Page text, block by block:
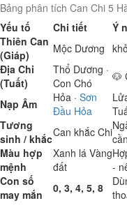
Bảng phân tích Can Chi 5
Yếu tố
Chi tiết
Ý
Thiên Can
(Giáp)
Mộc Dương
Địa Chi
(Tuất)
Thổ Dương ·
Con Chó
🐶
Nạp Âm
Hỏa · Sơn
Đầu Hỏa
Tương
sinh / khắcCan khắc Chi
Màu hợp
mệnh
Xanh lá Vàng
đất
-
Con số
may mắn
0, 3, 4, 5, 8